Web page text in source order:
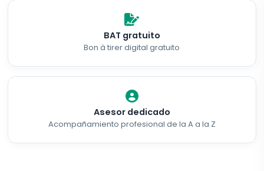
BAT gratuito
Bon à tirer digital gratuito
Asesor dedicado
Acompañamiento profesional de la A a la Z